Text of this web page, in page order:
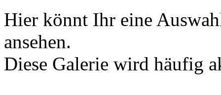
Hier könnt Ihr eine
ansehen.
Diese Galerie wird häufig